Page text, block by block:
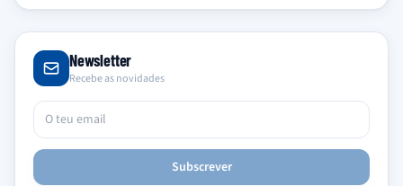
Newsletter
Recebe as novidades
Subscrever